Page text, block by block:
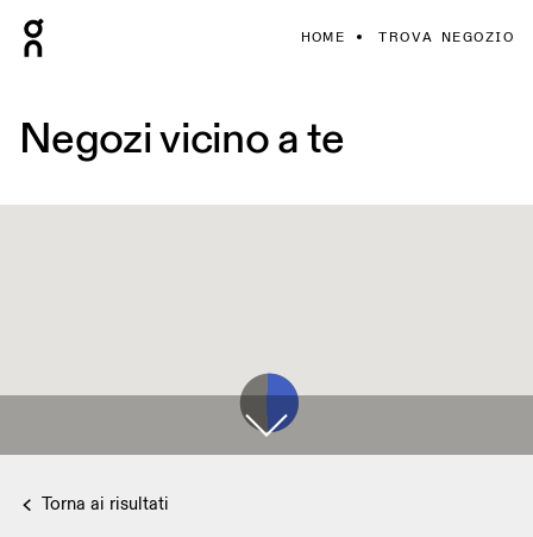
HOME TROVA NEGOZIO
Negozi vicino a te
Torna ai risultati